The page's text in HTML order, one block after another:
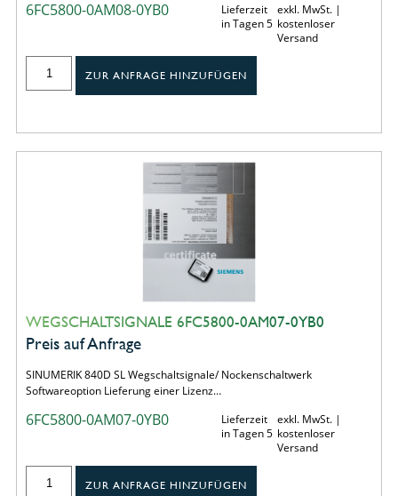
6FC5800-0AM08-0YB0
Lieferzeit
in Tagen 5
exkl. MwSt. |
kostenloser
Versand
ZUR ANFRAGE HINZUFÜGEN
WEGSCHALTSIGNALE 6FC5800-0AM07-0YB0
Preis auf Anfrage
SINUMERIK 840D SL Wegschaltsignale/ Nockenschaltwerk
Softwareoption Lieferung einer Lizenz…
6FC5800-0AM07-0YB0
Lieferzeit
in Tagen 5
exkl. MwSt. |
kostenloser
Versand
ZUR ANFRAGE HINZUFÜGEN